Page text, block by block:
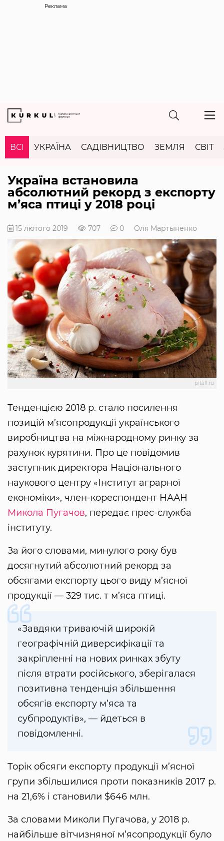
Реклама
ВСІ УКРАЇНА САДІВНИЦТВО ЗЕМЛЯ СВІТ
Україна встановила
абсолютний рекорд з експорту
м’яса птиці у 2018 році
15 лютого 2019 707 0 Оля Мартыненко
pitall.ru
Тенденцією 2018 р. стало посилення
позицій м’ясопродукції українського
виробництва на міжнародному ринку за
рахунок курятини. Про це повідомив
заступник директора Національного
наукового центру «Інститут аграрної
економіки», член-кореспондент НААН
Микола Пугачов, передає прес-служба
інституту.
За його словами, минулого року був
досягнутий абсолютний рекорд за
обсягами експорту цього виду м’ясної
продукції — 329 тис. т м’яса птиці.
«Завдяки триваючій широкій
географічній диверсифікації та
закріпленні на нових ринках збуту
після втрати російського, зберігалася
позитивна тенденція збільшення
обсягів експорту м’яса та
субпродуктів», — йдеться в
повідомленні.
Торік обсяги експорту продукції м’ясної
групи збільшилися проти показників 2017 р.
на 21,6% і становили $646 млн.
За словами Миколи Пугачова, у 2018 р.
найбільше вітчизняної м’ясопродукції було